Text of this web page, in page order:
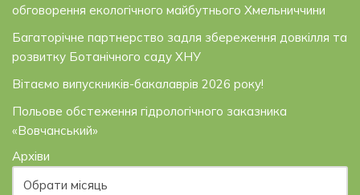
обговорення екологічного майбутнього Хмельниччини
Багаторічне партнерство задля збереження довкілля та
розвитку Ботанічного саду ХНУ
Вітаємо випускників-бакалаврів 2026 року!
Польове обстеження гідрологічного заказника
«Вовчанський»
Архіви